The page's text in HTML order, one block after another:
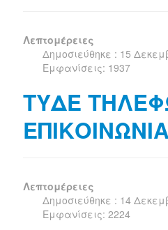
Λεπτομέρειες
Δημοσιεύθηκε : 15
Εμφανίσεις: 1937
ΤΥΔΕ
Λεπτομέρειες
Δημοσιεύθηκε : 14
Εμφανίσεις: 2224